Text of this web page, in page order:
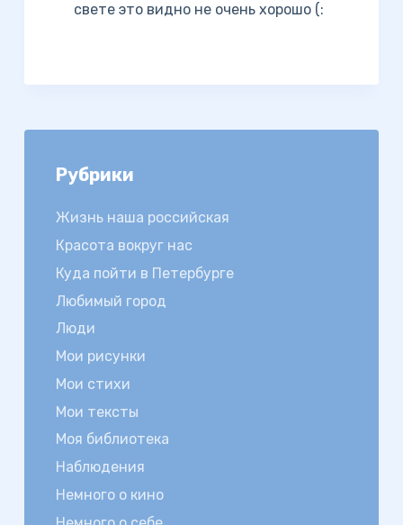
свете это видно не очень хорошо (:
Рубрики
Жизнь наша российская
Красота вокруг нас
Куда пойти в Петербурге
Любимый город
Люди
Мои рисунки
Мои стихи
Мои тексты
Моя библиотека
Наблюдения
Немного о кино